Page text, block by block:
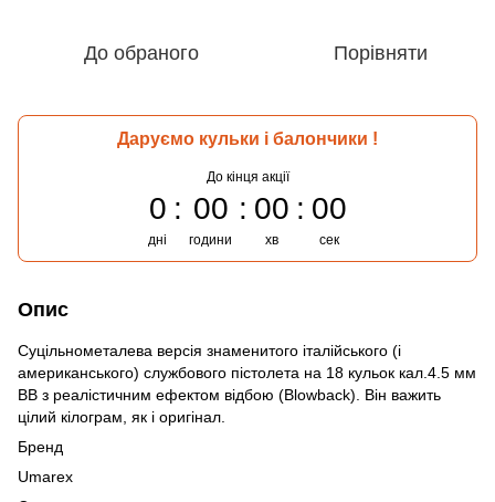
До обраного Порівняти
Даруємо кульки і балончики !
До кінця акції
0
дні
00
години
00
хв
00
сек
Опис
Суцільнометалева версія знаменитого італійського (і
американського) службового пістолета на 18 кульок кал.4.5 мм
BB з реалістичним ефектом відбою (Blowback). Він важить
цілий кілограм, як і оригінал.
Бренд
Umarex